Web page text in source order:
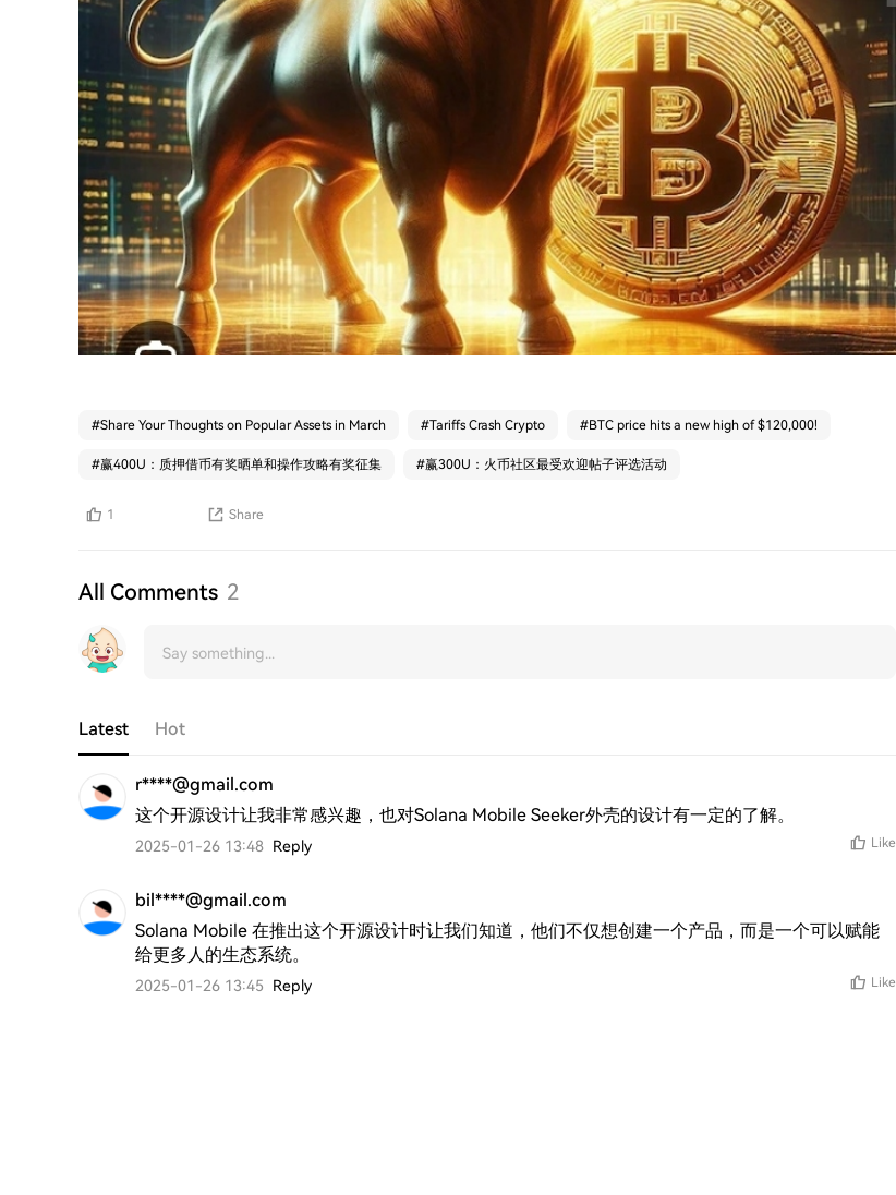
#Share Your Thoughts on Popular Assets in March #Tariffs Crash Crypto #BTC price hits a new high of $120,000!
#赢400U：质押借币有奖晒单和操作攻略有奖征集 #赢300U：火币社区最受欢迎帖子评选活动
1 Share
All Comments 2
Latest Hot
r****@gmail.com
这个开源设计让我非常感兴趣，也对Solana Mobile Seeker外壳的设计有一定的了解。
2025-01-26 13:48 Reply Like
bil****@gmail.com
Solana Mobile 在推出这个开源设计时让我们知道，他们不仅想创建一个产品，而是一个可以赋能
给更多人的生态系统。
2025-01-26 13:45 Reply Like